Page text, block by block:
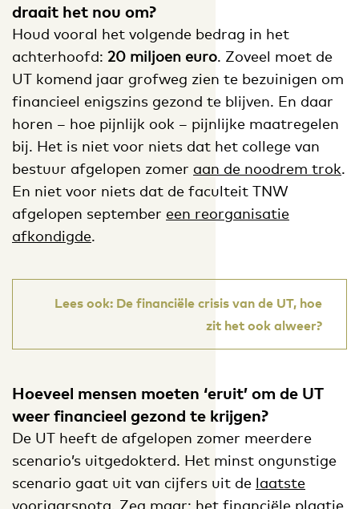
draait het nou om?
Houd vooral het volgende bedrag in het
achterhoofd: 20 miljoen euro. Zoveel moet de
UT komend jaar grofweg zien te bezuinigen om
financieel enigszins gezond te blijven. En daar
horen – hoe pijnlijk ook – pijnlijke maatregelen
bij. Het is niet voor niets dat het college van
bestuur afgelopen zomer aan de noodrem trok.
En niet voor niets dat de faculteit TNW
afgelopen september een reorganisatie
afkondigde.
Lees ook: De financiële crisis van de UT, hoe
zit het ook alweer?
Hoeveel mensen moeten ‘eruit’ om de UT
weer financieel gezond te krijgen?
De UT heeft de afgelopen zomer meerdere
scenario’s uitgedokterd. Het minst ongunstige
scenario gaat uit van cijfers uit de laatste
voorjaarsnota. Zeg maar: het financiële plaatje